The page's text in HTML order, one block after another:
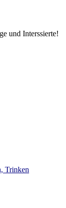
und Interssierte!
Trinken